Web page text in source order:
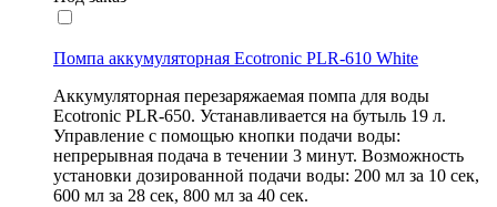
Помпа аккумуляторная Ecotronic PLR-610 White
Аккумуляторная перезаряжаемая помпа для воды
Ecotronic PLR-650. Устанавливается на бутыль 19 л.
Управление с помощью кнопки подачи воды:
непрерывная подача в течении 3 минут. Возможность
установки дозированной подачи воды: 200 мл за 10 сек,
600 мл за 28 сек, 800 мл за 40 сек.